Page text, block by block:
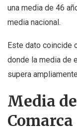
una media de 46
media nacional.
Este dato coincide
donde la media de
supera
Media
Comarca